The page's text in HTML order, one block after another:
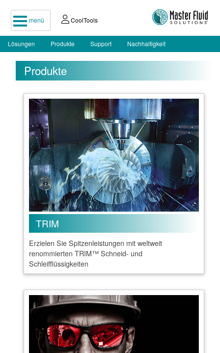
menü CoolTools
Lösungen Produkte Support Nachhaltigkeit
Produkte
TRIM
Erzielen Sie Spitzenleistungen mit weltweit
renommierten TRIM™ Schneid- und
Schleifflüssigkeiten